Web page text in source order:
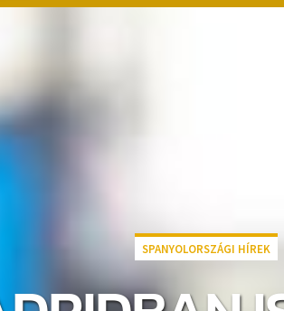
SPANYOLORSZÁGI HÍREK